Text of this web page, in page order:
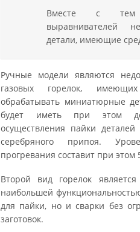
Вместе с тем
выравнивателей
детали, имеющие
Ручные модели являются
газовых горелок,
обрабатывать миниатюрные
будет иметь при этом
осуществления пайки
серебряного припоя.
прогревания составит при этом
Второй вид горелок
наибольшей
для пайки, но и сварки без
заготовок.